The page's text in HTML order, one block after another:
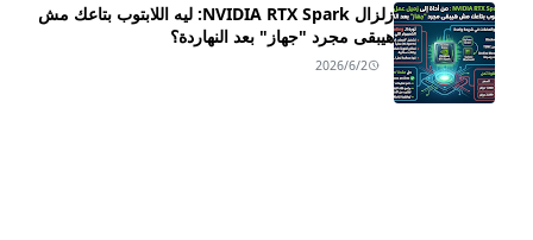
زلزال NVIDIA RTX Spark: ليه اللابتوب بتاعك مش
هيبقى مجرد "جهاز" بعد النهاردة؟
2026/6/2